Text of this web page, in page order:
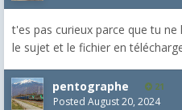
t'es pas curieux parce que tu ne
le sujet et le fichier en
pentographe 21
Posted August 20, 2024